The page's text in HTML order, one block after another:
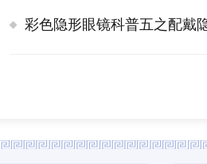
彩色隐形眼镜科普五之配戴